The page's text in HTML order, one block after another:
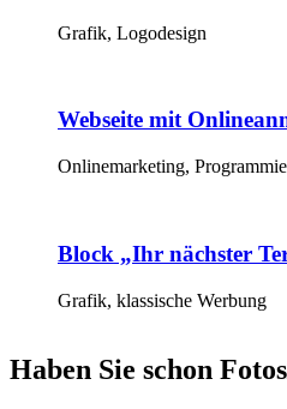
Grafik, Logodesign
Webseite mit
Onlinemarketing,
Block „Ihr nächster
Grafik, klassische Werbung
Haben Sie schon